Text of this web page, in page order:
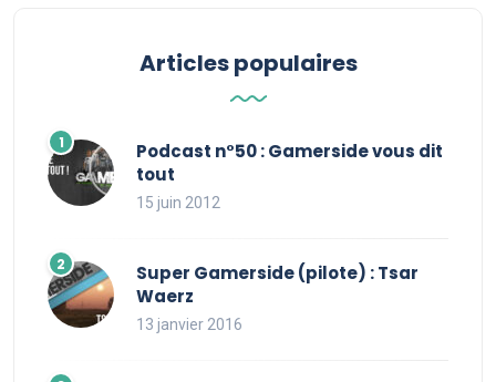
Articles populaires
Podcast n°50 : Gamerside vous dit
tout
15 juin 2012
Super Gamerside (pilote) : Tsar
Waerz
13 janvier 2016